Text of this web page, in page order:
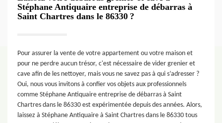
Stéphane Antiquaire entreprise de débarras à
Saint Chartres dans le 86330 ?
Pour assurer la vente de votre appartement ou votre maison et
pour ne perdre aucun trésor, c'est nécessaire de vider grenier et
cave afin de les nettoyer, mais vous ne savez pas à qui s’adresser ?
Oui, nous vous invitons à confier vos objets aux professionnels
comme Stéphane Antiquaire entreprise de débarras à Saint
Chartres dans le 86330 est expérimentée depuis des années. Alors,
laissez à Stéphane Antiquaire à Saint Chartres dans le 86330 tous